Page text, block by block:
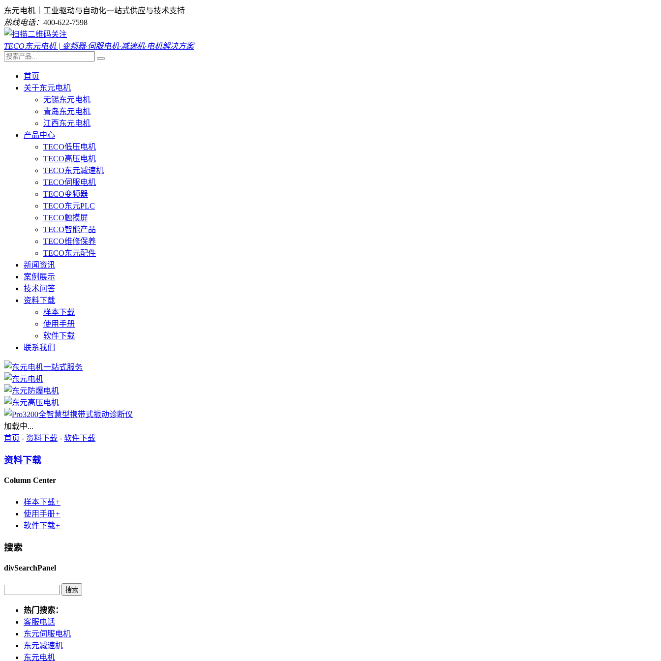
东元电机｜工业驱动与自动化一站式供应与技术支持
热线电话： 400-622-7598
TECO东元电机 | 变频器·伺服电机·减速机·电机解决方案
首页
关于东元电机
无锡东元电机
青岛东元电机
江西东元电机
产品中心
TECO低压电机
TECO高压电机
TECO东元减速机
TECO伺服电机
TECO变频器
TECO东元PLC
TECO触摸屏
TECO智能产品
TECO维修保养
TECO东元配件
新闻资讯
案例展示
技术问答
资料下载
样本下载
使用手册
软件下载
联系我们
加载中...
首页 - 资料下载 - 软件下载
资料下载
Column Center
样本下载+
使用手册+
软件下载+
搜索
divSearchPanel
热门搜索：
客服电话
东元伺服电机
东元减速机
东元电机